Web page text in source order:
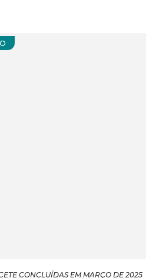
CONCLUÍDAS EM MARÇO DE 2025